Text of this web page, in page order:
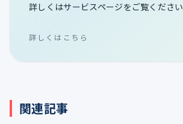
詳しくはサービスページをご覧ください
詳しくはこちら
関連記事